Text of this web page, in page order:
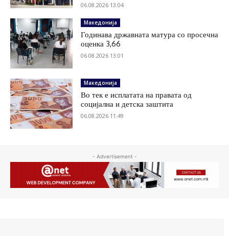
06.08.2026 13:04
Македонија
Годинава државната матура со просечна
оценка 3,66
06.08.2026 13:01
Македонија
Во тек е исплатата на правата од
социјална и детска заштита
06.08.2026 11:49
- Advertisement -